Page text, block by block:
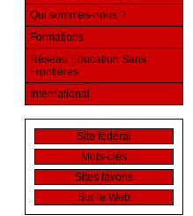
Qui sommes-nous ?
Formations
Réseau Education Sans
Frontières
International
Site fédéral
Mots-clés
Sites favoris
Sur le Web